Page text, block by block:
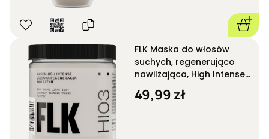
FLK Maska do włosów
suchych, regenerująco
nawilżająca, High Intense
HI03 250 ml
49,99 zł